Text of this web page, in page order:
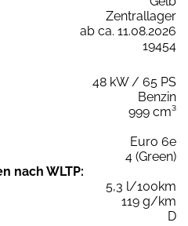
Zentrallager
ab ca. 11.08.2026
19454
48 kW / 65 PS
Benzin
999 cm³
Euro 6e
4 (Green)
nach WLTP:
5,3 l/100km
119 g/km
D